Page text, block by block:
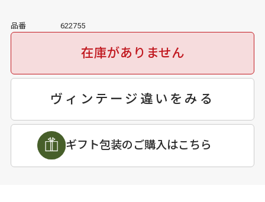
品番 622755
在庫がありません
ヴィンテージ違いをみる
ギフト包装のご購入はこちら